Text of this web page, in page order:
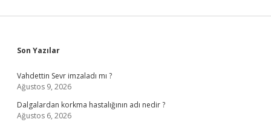
Sidebar
Son Yazılar
Vahdettin Sevr imzaladı mı ?
Ağustos 9, 2026
Dalgalardan korkma hastalığının adı nedir ?
Ağustos 6, 2026